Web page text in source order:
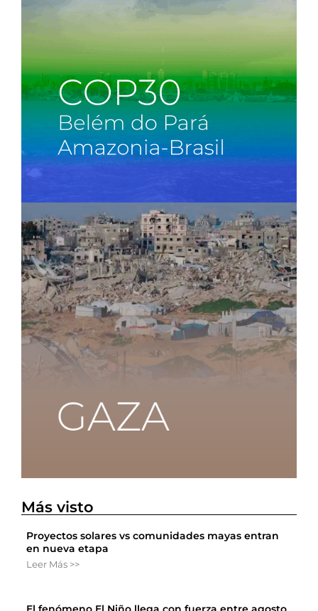
Más visto
Proyectos solares vs comunidades mayas entran
en nueva etapa
Leer Más >>